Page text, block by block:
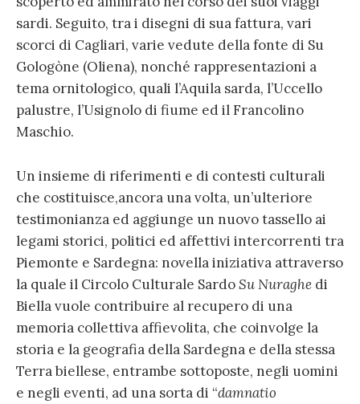
sardi. Seguito, tra i disegni di sua fattura, vari
scorci di Cagliari, varie vedute della fonte di Su
Gologòne (Oliena), nonché rappresentazioni a
tema ornitologico, quali l’Aquila sarda, l’Uccello
palustre, l’Usignolo di fiume ed il Francolino
Maschio.
Un insieme di riferimenti e di contesti culturali
che costituisce,ancora una volta, un’ulteriore
testimonianza ed aggiunge un nuovo tassello ai
legami storici, politici ed affettivi intercorrenti tra
Piemonte e Sardegna: novella iniziativa attraverso
la quale il Circolo Culturale SardoSu Nuraghe di
Biella vuole contribuire al recupero di una
memoria collettiva affievolita, che coinvolge la
storia e la geografia della Sardegna e della stessa
Terra biellese, entrambe sottoposte, negli uomini
e negli eventi, ad una sorta di “damnatio